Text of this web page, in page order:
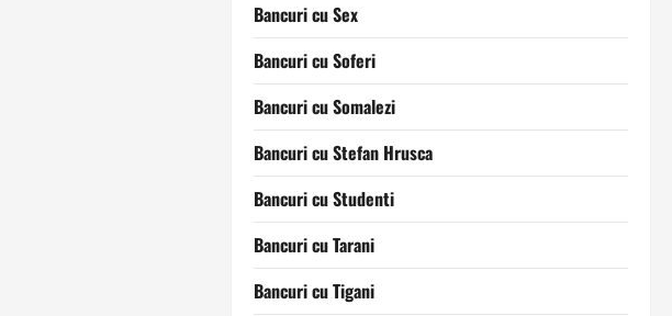
Bancuri cu Sex
Bancuri cu Soferi
Bancuri cu Somalezi
Bancuri cu Stefan Hrusca
Bancuri cu Studenti
Bancuri cu Tarani
Bancuri cu Tigani